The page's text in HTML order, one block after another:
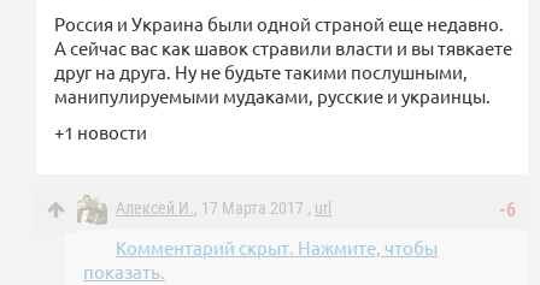
Россия и Украина были одной страной еще недавно.
А сейчас вас как шавок стравили власти и вы тявкаете
друг на друга. Ну не будьте такими послушными,
манипулируемыми мудаками, русские и украинцы.
+1 новости
-6
Алексей И., 17 Марта 2017 , url
Комментарий скрыт. Нажмите, чтобы
показать.